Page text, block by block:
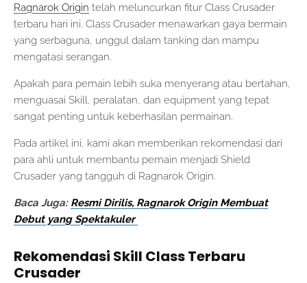
Ragnarok Origin telah meluncurkan fitur Class Crusader
terbaru hari ini. Class Crusader menawarkan gaya bermain
yang serbaguna, unggul dalam tanking dan mampu
mengatasi serangan.
Apakah para pemain lebih suka menyerang atau bertahan,
menguasai Skill, peralatan, dan equipment yang tepat
sangat penting untuk keberhasilan permainan.
Pada artikel ini, kami akan memberikan rekomendasi dari
para ahli untuk membantu pemain menjadi Shield
Crusader yang tangguh di Ragnarok Origin.
Baca Juga: Resmi Dirilis, Ragnarok Origin Membuat
Debut yang Spektakuler
Rekomendasi Skill Class Terbaru
Crusader